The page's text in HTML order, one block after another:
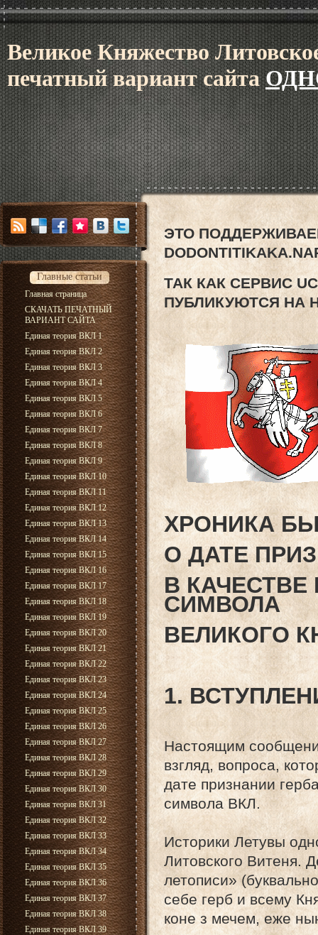
Великое Княжество
печатный вариант сайта
Главные статьи
Главная страница
СКАЧАТЬ ПЕЧАТНЫЙ
ВАРИАНТ САЙТА
Единая теория ВКЛ 1
Единая теория ВКЛ 2
Единая теория ВКЛ 3
Единая теория ВКЛ 4
Единая теория ВКЛ 5
Единая теория ВКЛ 6
Единая теория ВКЛ 7
Единая теория ВКЛ 8
Единая теория ВКЛ 9
Единая теория ВКЛ 10
Единая теория ВКЛ 11
Единая теория ВКЛ 12
Единая теория ВКЛ 13
Единая теория ВКЛ 14
Единая теория ВКЛ 15
Единая теория ВКЛ 16
Единая теория ВКЛ 17
Единая теория ВКЛ 18
Единая теория ВКЛ 19
Единая теория ВКЛ 20
Единая теория ВКЛ 21
Единая теория ВКЛ 22
Единая теория ВКЛ 23
Единая теория ВКЛ 24
Единая теория ВКЛ 25
Единая теория ВКЛ 26
Единая теория ВКЛ 27
Единая теория ВКЛ 28
Единая теория ВКЛ 29
Единая теория ВКЛ 30
Единая теория ВКЛ 31
Единая теория ВКЛ 32
Единая теория ВКЛ 33
Единая теория ВКЛ 34
Единая теория ВКЛ 35
Единая теория ВКЛ 36
Единая теория ВКЛ 37
Единая теория ВКЛ 38
Единая теория ВКЛ 39
ЭТО
ТАК КАК СЕРВИС
ПУБЛИКУЮТСЯ НА
ХРОНИКА
О ДАТЕ
В КАЧЕСТВЕ
СИМВОЛА
ВЕЛИКОГО
1.
Настоящим
взгляд, вопроса,
дате признании
символа ВКЛ.
Историки Летувы
Литовского Витеня.
летописи»
себе герб и всему
коне з мечем, еже